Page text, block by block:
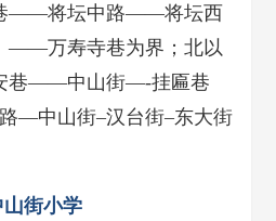
——将坛中路——将坛西
万寿寺巷为界；北以
巷——中山街—-挂匾巷
—中山街–汉台街–东大街
山街小学